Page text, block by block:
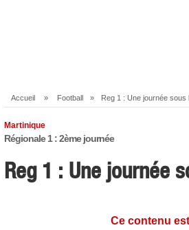
Accueil » Football » Reg 1 : Une journée sous
Martinique
Régionale 1 : 2ème journée
Reg 1 : Une journée
Ce contenu